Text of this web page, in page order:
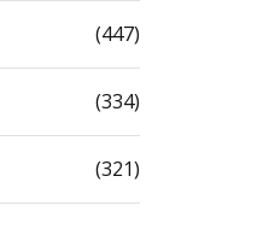
(447)
(334)
(321)